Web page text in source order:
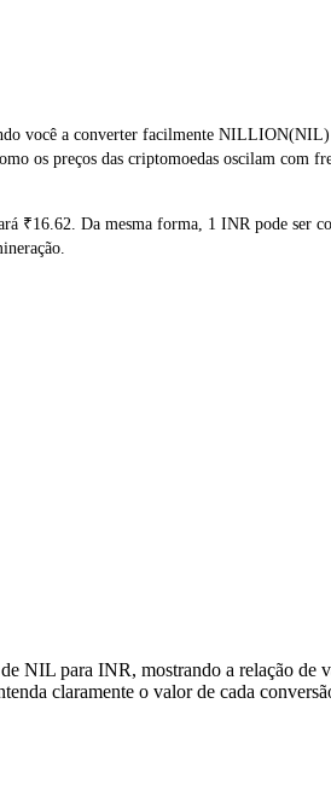
você a converter facilmente
os preços das criptomoedas oscilam com
₹16.62. Da mesma forma, 1 INR pode ser
NIL para INR, mostrando a relação
claramente o valor de cada